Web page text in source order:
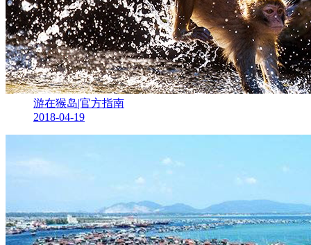
游在猴岛|官方指南
2018-04-19